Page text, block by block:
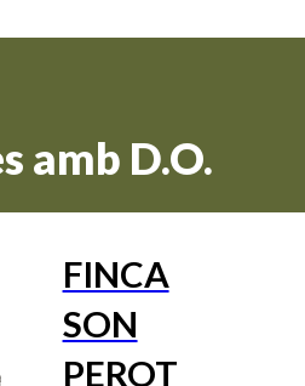
amb D.O.
FINCA
SON
PEROT